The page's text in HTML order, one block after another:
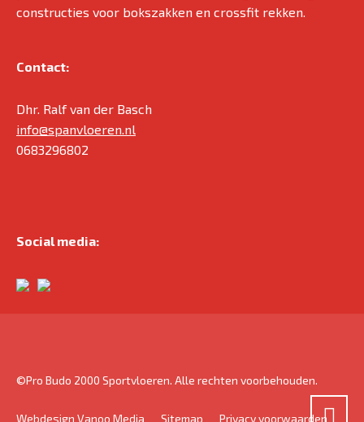
constructies voor bokszakken en crossfit rekken.
Contact:
Dhr. Ralf van der Basch
info@spanvloeren.nl
0683296802
Social media:
©Pro Budo 2000 Sportvloeren. Alle rechten voorbehouden.
Webdesign Vanoo Media Sitemap Privacy voorwaarden